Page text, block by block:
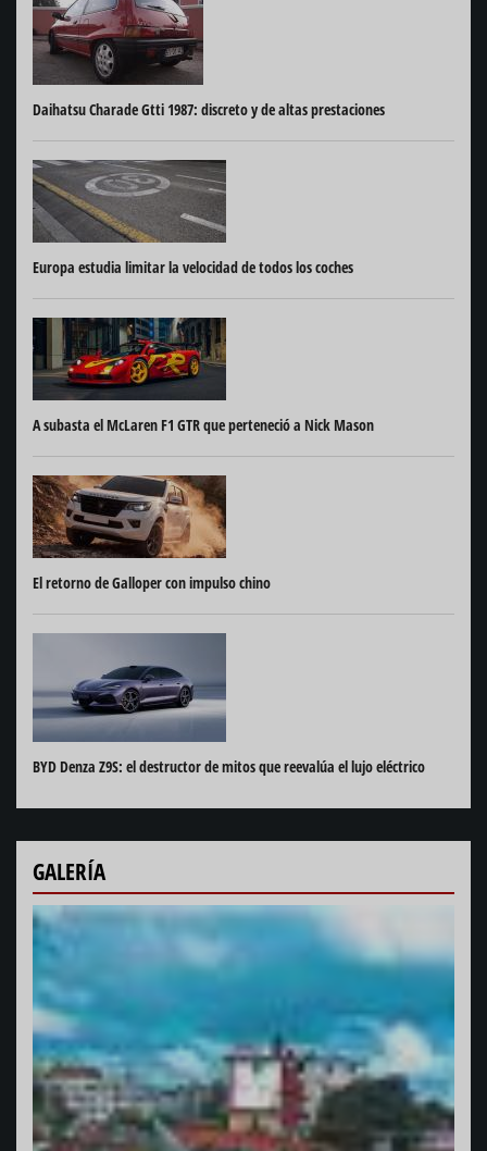
Daihatsu Charade Gtti 1987: discreto y de altas prestaciones
Europa estudia limitar la velocidad de todos los coches
A subasta el McLaren F1 GTR que perteneció a Nick Mason
El retorno de Galloper con impulso chino
BYD Denza Z9S: el destructor de mitos que reevalúa el lujo eléctrico
GALERÍA